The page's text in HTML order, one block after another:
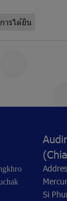
ารได้ยิน
Si